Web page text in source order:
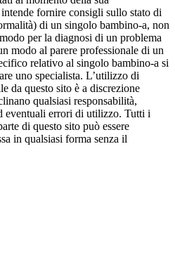
fornire consigli sullo stato di
di un singolo bambino-a, non
per la diagnosi di un problema
modo al parere professionale di un
relativo al singolo bambino-a si
uno specialista. L’utilizzo di
da questo sito è a discrezione
qualsiasi responsabilità,
eventuali errori di utilizzo. Tutti i
di questo sito può essere
in qualsiasi forma senza il